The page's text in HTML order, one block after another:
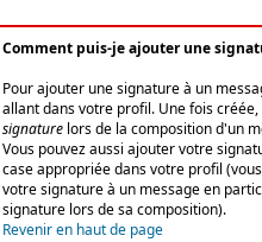
Comment puis-je ajouter une
Pour ajouter une signature à un
allant dans votre profil. Une fois
signature lors de la composition d'un
Vous pouvez aussi ajouter votre
case appropriée dans votre profil
votre signature à un message en
signature lors de sa composition).
Revenir en haut de page